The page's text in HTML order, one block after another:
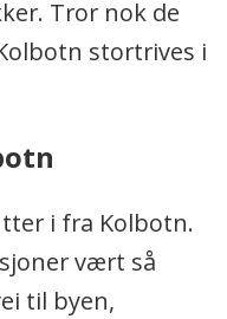
Tror nok de
stortrives i
i fra Kolbotn.
vært så
til byen,